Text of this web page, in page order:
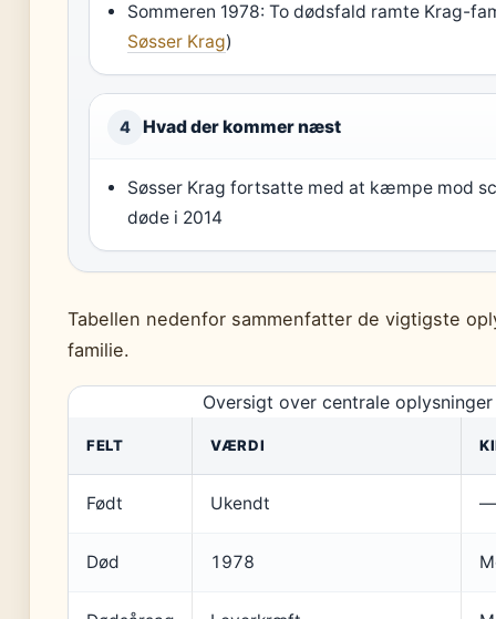
Sommeren 1978: To dødsfald ramte Krag-
Søsser Krag)
4 Hvad der kommer næst
Søsser Krag fortsatte med at kæmpe mod
døde i 2014
Tabellen nedenfor sammenfatter de vigtigste
familie.
Oversigt over centrale oplysninger
FELT VÆRDI
Født Ukendt —
Død 1978